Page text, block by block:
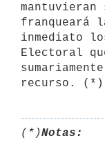
franqueará
inmediato
Electoral
recurso. (*)
(*)Notas: